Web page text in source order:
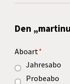
Den
Aboart*
Jahresabo
Probeabo